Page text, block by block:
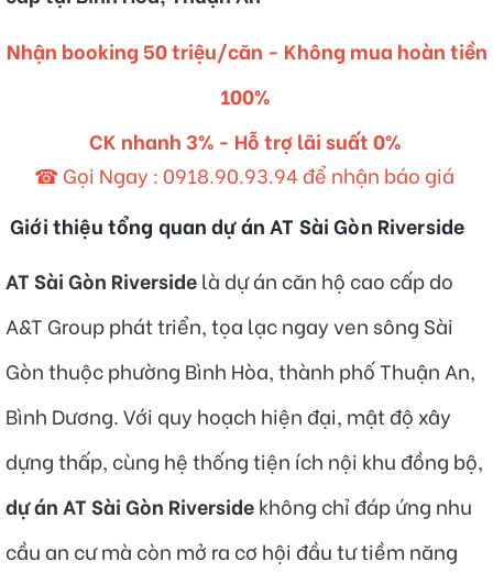
Nhận booking 50 triệu/căn - Không mua hoàn tiền
100%
CK nhanh 3% - Hỗ trợ lãi suất 0%
☎ Gọi Ngay : 0918.90.93.94 để nhận báo giá
Giới thiệu tổng quan dự án AT Sài Gòn Riverside
AT Sài Gòn Riversidelà dự án căn hộ cao cấp do
A&T Group phát triển, tọa lạc ngay ven sông Sài
Gòn thuộc phường Bình Hòa, thành phố Thuận An,
Bình Dương. Với quy hoạch hiện đại, mật độ xây
dựng thấp, cùng hệ thống tiện ích nội khu đồng bộ,
dự án AT Sài Gòn Riversidekhông chỉ đáp ứng nhu
cầu an cư mà còn mở ra cơ hội đầu tư tiềm năng